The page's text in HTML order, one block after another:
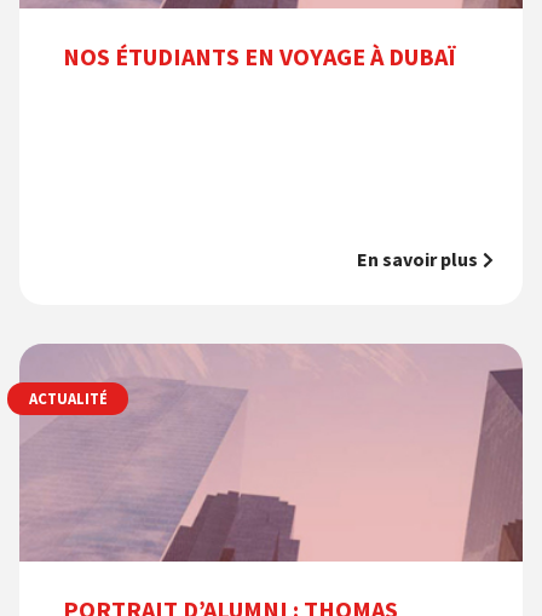
NOS ÉTUDIANTS EN VOYAGE À DUBAÏ
En savoir plus
PORTRAIT D’ALUMNI : THOMAS
ACTUALITÉ